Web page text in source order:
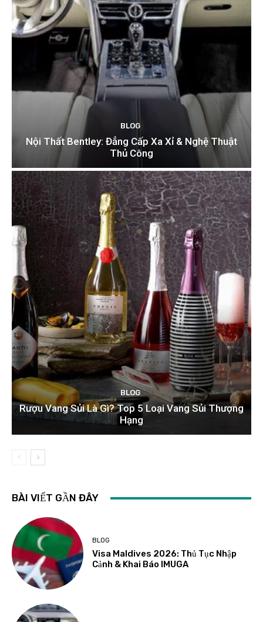
BLOG
Nội Thất Bentley: Đẳng Cấp Xa Xỉ & Nghệ Thuật
Thủ Công
BLOG
Rượu Vang Sủi Là Gì? Top 5 Loại Vang Sủi Thượng
Hạng
BÀI VIẾT GẦN ĐÂY
BLOG
Visa Maldives 2026: Thủ Tục Nhập
Cảnh & Khai Báo IMUGA